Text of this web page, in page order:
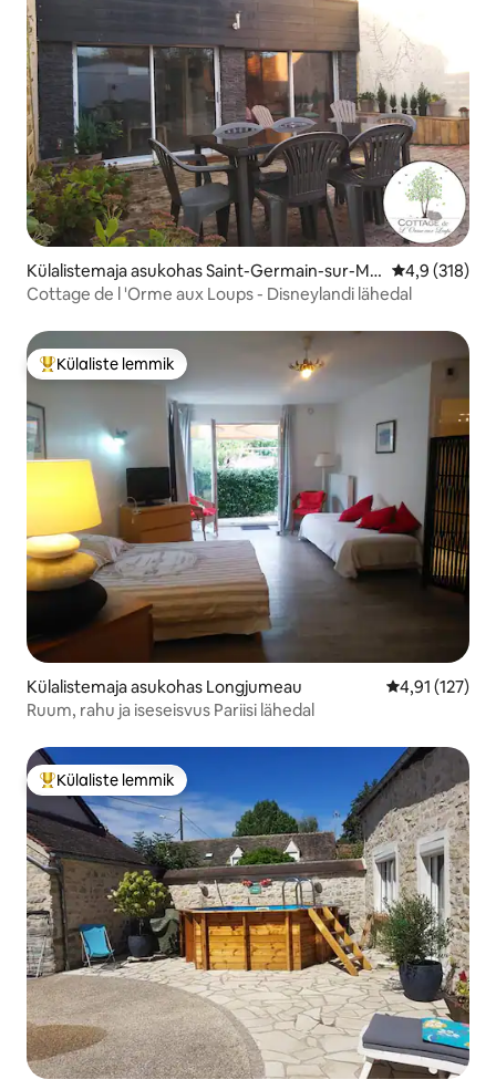
Külalistemaja asukohas Saint-Germain-sur-Mo
rin
Keskmine
4,9 (318)
Cottage de l 'Orme aux Loups - Disneylandi lähedal
Külaliste suur lemmik
Külaliste lemmik
Külalistemaja asukohas Longjumeau Keskmine
4,91 (127)
Ruum, rahu ja iseseisvus Pariisi lähedal
Külaliste suur lemmik
Külaliste lemmik